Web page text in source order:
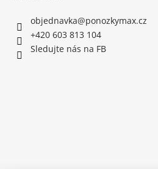
objednavka@ponozkymax.cz
+420 603 813 104
Sledujte nás na FB